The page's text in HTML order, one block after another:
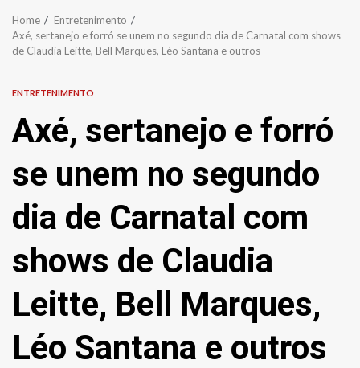
Home
Entretenimento
Axé, sertanejo e forró se unem no segundo dia de Carnatal com shows
de Claudia Leitte, Bell Marques, Léo Santana e outros
ENTRETENIMENTO
Axé, sertanejo e forró
se unem no segundo
dia de Carnatal com
shows de Claudia
Leitte, Bell Marques,
Léo Santana e outros